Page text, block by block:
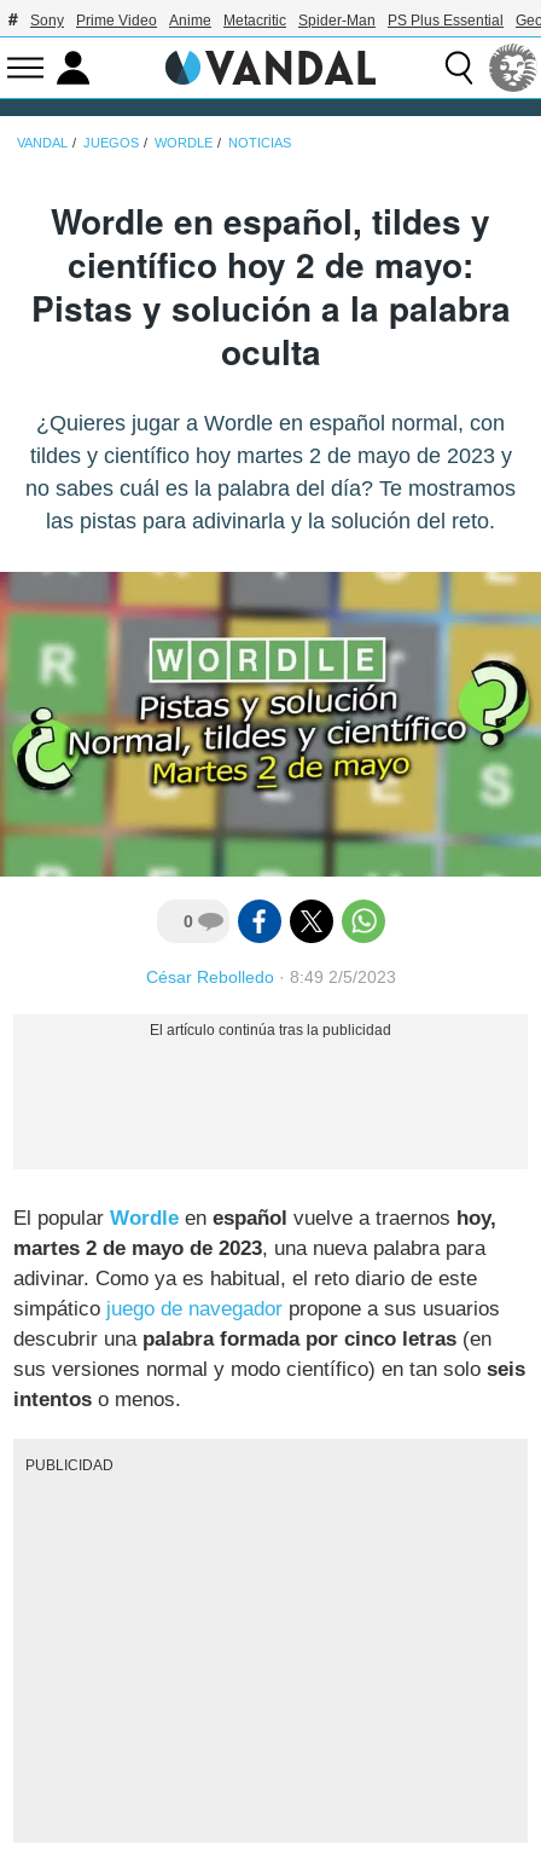
Sony Prime Video Anime Metacritic Spider-Man PS Plus Essential
VANDAL JUEGOS WORDLE NOTICIAS
Wordle en español, tildes y
científico hoy 2 de mayo:
Pistas y solución a la palabra
oculta
¿Quieres jugar a Wordle en español normal, con
tildes y científico hoy martes 2 de mayo de 2023 y
no sabes cuál es la palabra del día? Te mostramos
las pistas para adivinarla y la solución del reto.
0
César Rebolledo· 8:49 2/5/2023
El popularWordle enespañol vuelve a traernos hoy,
martes 2 de mayo de 2023, una nueva palabra para
adivinar. Como ya es habitual, el reto diario de este
simpático juego de navegador propone a sus usuarios
descubrir una palabra formada por cinco letras (en
sus versiones normal y modo científico) en tan soloseis
intentos o menos.
PUBLICIDAD